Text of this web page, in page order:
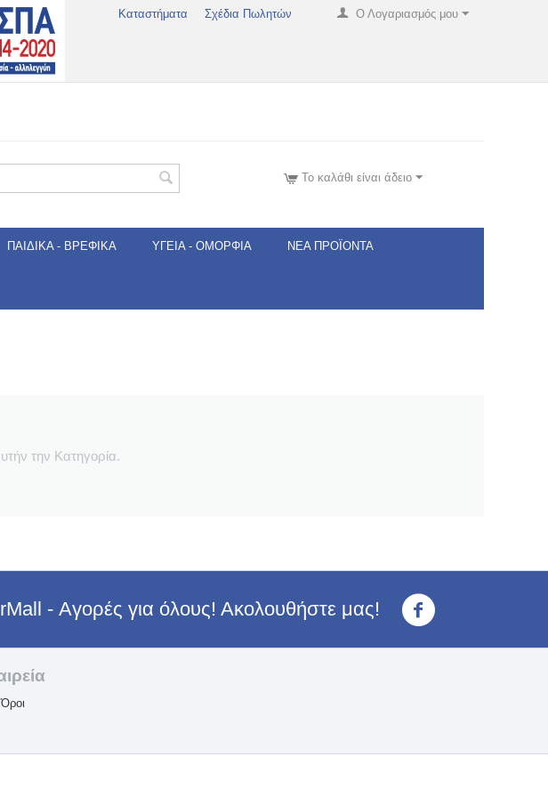
Ο Λογαριασμός μου
Καταστήματα Σχέδια Πωλητών
Το καλάθι είναι άδειο
ΠΑΙΔΙΚΆ - ΒΡΕΦΙΚΆ ΥΓΕΊΑ - ΟΜΟΡΦΙΆ ΝΈΑ ΠΡΟΪΌΝΤΑ
την Κατηγορία.
- Αγορές για όλους! Ακολουθήστε μας!
Όροι